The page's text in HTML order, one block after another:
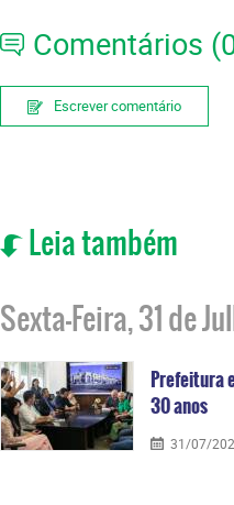
Comentários
Escrever comentário
Leia também
Sexta-Feira, 31 de
Prefeitura
30 anos
31/07/